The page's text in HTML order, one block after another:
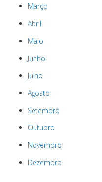
Março
Abril
Maio
Junho
Julho
Agosto
Setembro
Outubro
Novembro
Dezembro